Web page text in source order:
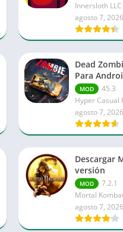
Innersloth LLC
agosto 7, 2026
Dead
Para
MOD
45.3
Hyper Casual
agosto 7, 2026
Descargar
versión
MOD
7.2.1
Mortal
agosto 7, 2026